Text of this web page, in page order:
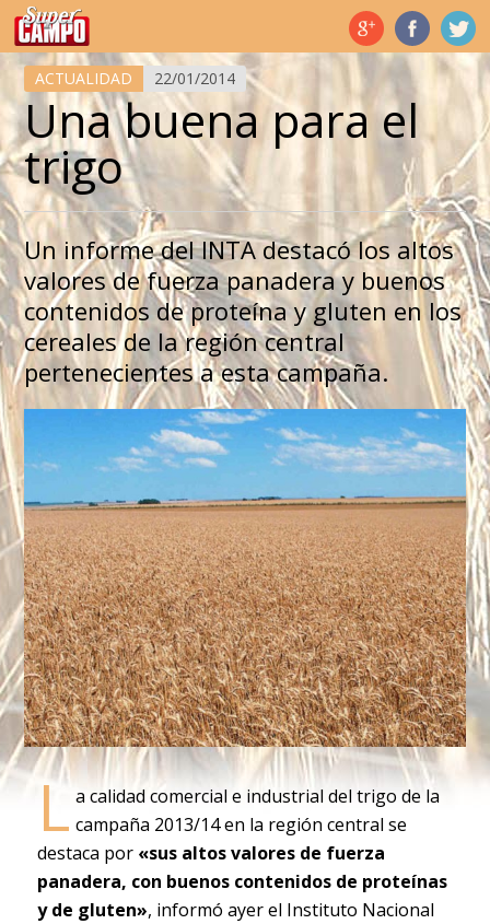
Temas de hoy
ACTUALIDAD 22/01/2014
Una buena para el
trigo
Un informe del INTA destacó los altos
valores de fuerza panadera y buenos
contenidos de proteína y gluten en los
cereales de la región central
pertenecientes a esta campaña.
L a calidad comercial e industrial del trigo de la
campaña 2013/14 en la región central se
destaca por «sus altos valores de fuerza
panadera, con buenos contenidos de proteínas
y de gluten», informó ayer el Instituto Nacional